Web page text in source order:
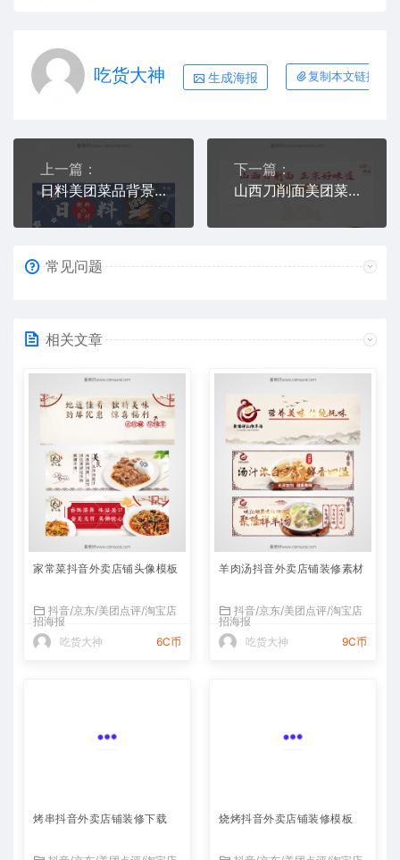
吃货大神 生成海报 复制本文链接
上一篇：
日料美团菜品背景图片素材模板
下一篇：
山西刀削面美团菜品背景图片素材素材
常见问题
相关文章
家常菜抖音外卖店铺头像模板
抖音/京东/美团点评/淘宝店
招海报
吃货大神
6C币
羊肉汤抖音外卖店铺装修素材
抖音/京东/美团点评/淘宝店
招海报
吃货大神
9C币
烤串抖音外卖店铺装修下载 烧烤抖音外卖店铺装修模板